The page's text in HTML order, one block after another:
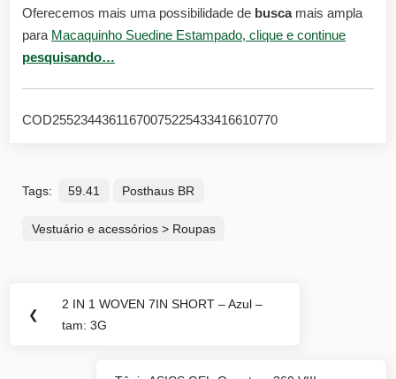
Oferecemos mais uma possibilidade de buscamais ampla
para Macaquinho Suedine Estampado, clique e continue
pesquisando…
COD25523443611670075225433416610770
Tags: 59.41 Posthaus BR
Vestuário e acessórios > Roupas
Navegação
de❮
Previous
Post:
2 IN 1 WOVEN 7IN SHORT – Azul –
tam: 3G